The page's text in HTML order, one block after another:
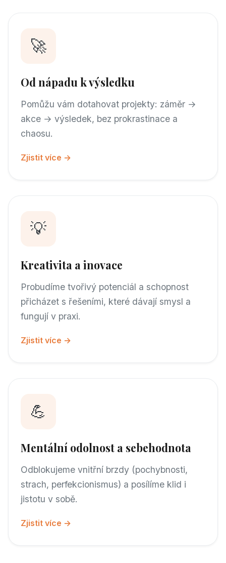
🚀
Od nápadu k výsledku
Pomůžu vám dotahovat projekty: záměr →
akce → výsledek, bez prokrastinace a
chaosu.
Zjistit více →
💡
Kreativita a inovace
Probudíme tvořivý potenciál a schopnost
přicházet s řešeními, které dávají smysl a
fungují v praxi.
Zjistit více →
💪
Mentální odolnost a sebehodnota
Odblokujeme vnitřní brzdy (pochybnosti,
strach, perfekcionismus) a posílíme klid i
jistotu v sobě.
Zjistit více →